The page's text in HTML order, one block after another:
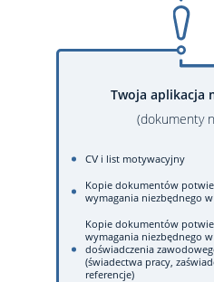
Twoja aplikacja
(dokumenty
CV i list motywacyjny
Kopie dokumentów
wymagania niezbędnego w
Kopie dokumentów
wymagania niezbędnego
doświadczenia
(świadectwa pracy,
referencje)